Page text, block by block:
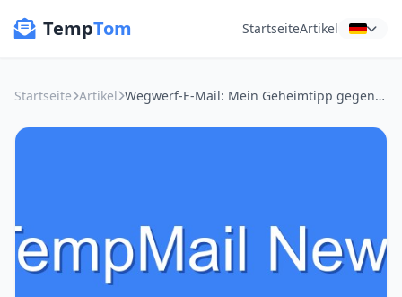
TempTom StartseiteArtikel
Startseite Artikel Wegwerf-E-Mail: Mein Geheimtipp gegen den E-Mail-Müll-Wahnsinn